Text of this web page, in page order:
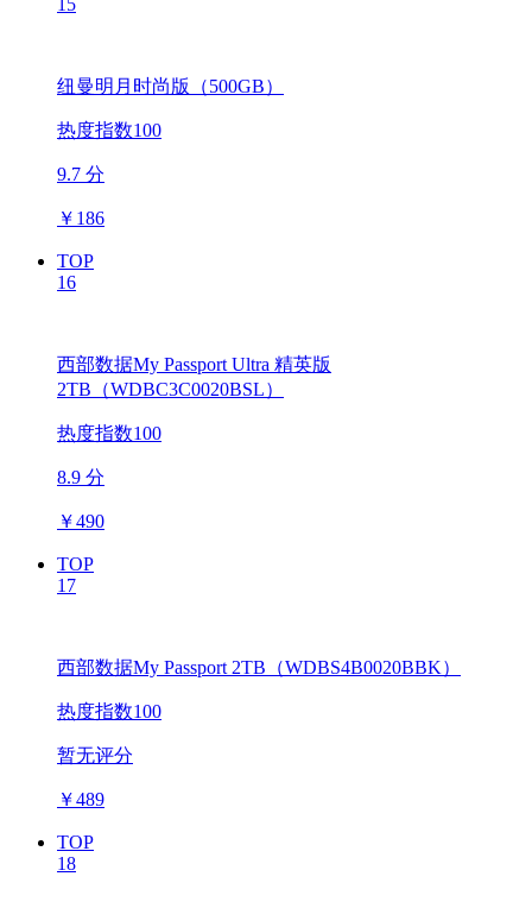
纽曼明月时尚版（500GB）
热度指数100
9.7 分
￥ 186
TOP
16
西部数据My Passport Ultra 精英版
2TB（WDBC3C0020BSL）
热度指数100
8.9 分
￥490
TOP
17
西部数据My Passport 2TB（WDBS4B0020BBK）
热度指数100
暂无评分
￥489
TOP
18